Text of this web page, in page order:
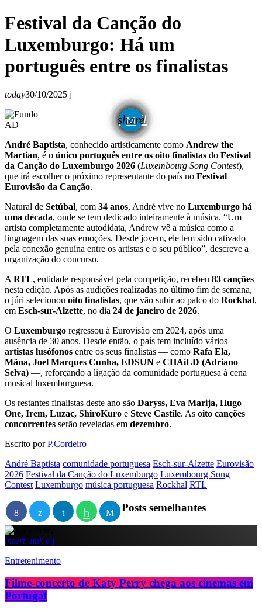
Festival da Canção do
Luxemburgo: Há um
português entre os finalistas
today30/10/2025
share
email
AD
André Baptista, conhecido artisticamente como Andrew the
Martian, é o único português entre os oito finalistas do Festival
da Canção do Luxemburgo 2026 (Luxembourg Song Contest),
que irá escolher o próximo representante do país no Festival
Eurovisão da Canção.
Natural de Setúbal, com 34 anos, André vive no Luxemburgo há
uma década, onde se tem dedicado inteiramente à música. “Um
artista completamente autodidata, Andrew vê a música como a
linguagem das suas emoções. Desde jovem, ele tem sido cativado
pela conexão genuína entre os artistas e o seu público”, descreve a
organização do concurso.
A RTL, entidade responsável pela competição, recebeu 83 canções
nesta edição. Após as audições realizadas no último fim de semana,
o júri selecionou oito finalistas, que vão subir ao palco do Rockhal,
em Esch-sur-Alzette, no dia 24 de janeiro de 2026.
O Luxemburgo regressou à Eurovisão em 2024, após uma
ausência de 30 anos. Desde então, o país tem incluído vários
artistas lusófonos entre os seus finalistas — como Rafa Ela,
Mäna, Joel Marques Cunha, EDSUN e CHAiLD (Adriano
Selva) —, reforçando a ligação da comunidade portuguesa à cena
musical luxemburguesa.
Os restantes finalistas deste ano são Daryss, Eva Marija, Hugo
One, Irem, Luzac, ShiroKuro e Steve Castile. As oito canções
concorrentes serão reveladas em dezembro.
Escrito porP.Cordeiro
André Baptista comunidade portuguesa Esch-sur-Alzette Eurovisão
2026 Festival da Canção do Luxemburgo Luxembourg Song
Contest Luxemburgo música portuguesa Rockhal RTL
Posts semelhantes
insert_link
Entretenimento
Filme-concerto de Katy Perry chega aos cinemas em
Portugal